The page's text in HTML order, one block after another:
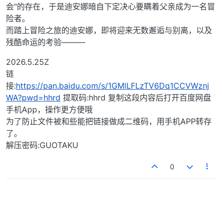
会"的存在，于是迪安娜暗自下定决心要瞒着父亲成为一名冒
险者。
而踏上冒险之旅的迪安娜，即将迎来无数邂逅与别离，以及
残酷命运的考验———
2026.5.25Z
链
接:https://pan.baidu.com/s/1GMlLFLzTV6Dq1CCVWznj
WA?pwd=hhrd 提取码:hhrd 复制这段内容后打开百度网盘
手机App，操作更方便哦
为了防止文件被和些能把链接做成二维码，用手机APP转存
了。
解压密码:GUOTAKU
0